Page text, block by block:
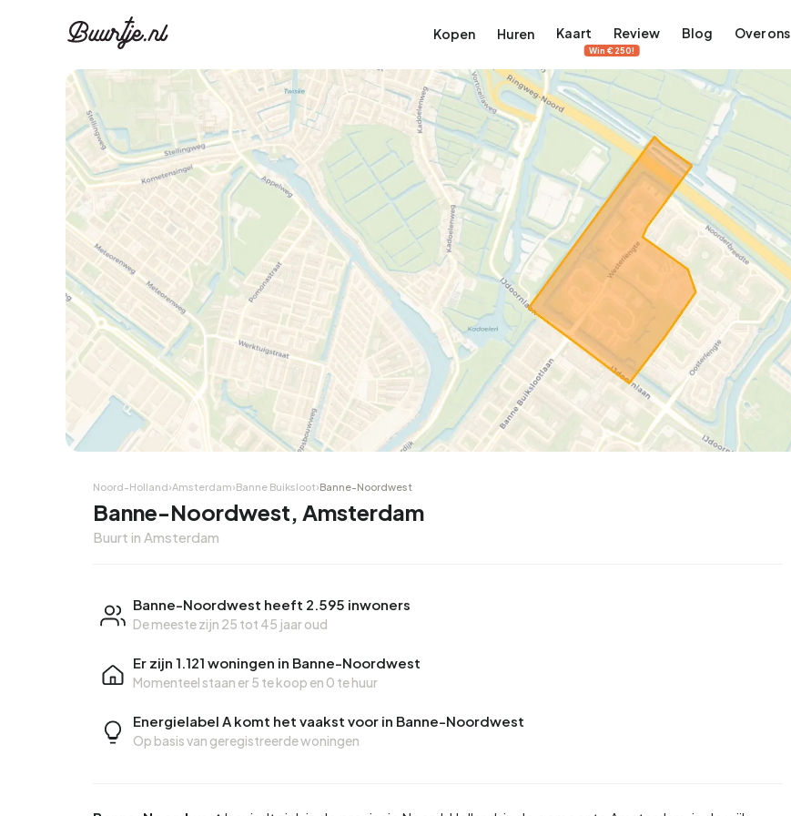
Kopen Huren Kaart Review
Win €250!
Blog Over ons
Noord-Holland›Amsterdam›Banne Buiksloot›Banne-Noordwest
Banne-Noordwest, Amsterdam
Buurt in Amsterdam
Banne-Noordwest heeft 2.595 inwoners
De meeste zijn 25 tot 45 jaar oud
Er zijn 1.121 woningen in Banne-Noordwest
Momenteel staan er5 te koop en 0 te huur
Energielabel A komt het vaakst voor in Banne-Noordwest
Op basis van geregistreerde woningen